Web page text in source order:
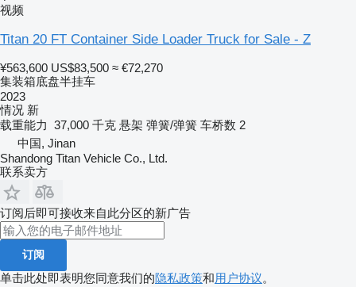
视频
Titan 20 FT Container Side Loader Truck for Sale - Z
¥563,600 US$83,500 ≈ €72,270
集装箱底盘半挂车
2023
情况 新
载重能力 37,000 千克 悬架 弹簧/弹簧 车桥数 2
中国, Jinan
Shandong Titan Vehicle Co., Ltd.
联系卖方
订阅后即可接收来自此分区的新广告
订阅
单击此处即表明您同意我们的隐私政策和用户协议。